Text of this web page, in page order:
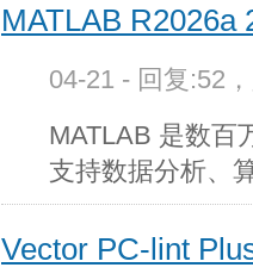
MATLAB R2026a
04-21 - 回复:52
MATLAB 是数百
支持数据分析、
Vector PC-lint